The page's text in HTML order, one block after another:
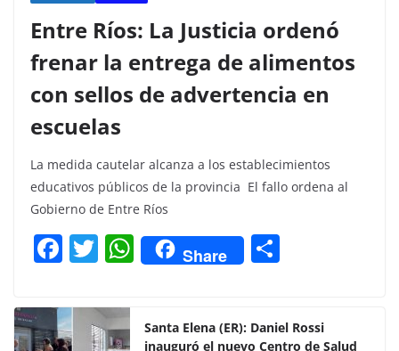
Entre Ríos: La Justicia ordenó
frenar la entrega de alimentos
con sellos de advertencia en
escuelas
La medida cautelar alcanza a los establecimientos
educativos públicos de la provincia El fallo ordena al
Gobierno de Entre Ríos
F
c
e
T
itt
er
W
h
s
Share
p
Santa Elena (ER): Daniel Rossi
inauguró el nuevo Centro de Salud